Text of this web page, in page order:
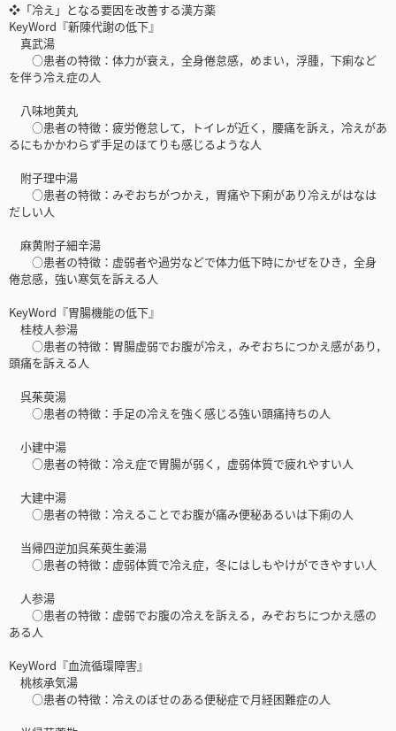
❖「冷え」となる要因を改善する漢方薬
KeyWord『新陳代謝の低下』
真武湯
○患者の特徴：体力が衰え，全身倦怠感，めまい，浮腫，下痢など
を伴う冷え症の人
八味地黄丸
○患者の特徴：疲労倦怠して，トイレが近く，腰痛を訴え，冷えがあ
るにもかかわらず手足のほてりも感じるような人
附子理中湯
○患者の特徴：みぞおちがつかえ，胃痛や下痢があり冷えがはなは
だしい人
麻黄附子細辛湯
○患者の特徴：虚弱者や過労などで体力低下時にかぜをひき，全身
倦怠感，強い寒気を訴える人
KeyWord『胃腸機能の低下』
桂枝人参湯
○患者の特徴：胃腸虚弱でお腹が冷え，みぞおちにつかえ感があり，
頭痛を訴える人
呉茱萸湯
○患者の特徴：手足の冷えを強く感じる強い頭痛持ちの人
小建中湯
○患者の特徴：冷え症で胃腸が弱く，虚弱体質で疲れやすい人
大建中湯
○患者の特徴：冷えることでお腹が痛み便秘あるいは下痢の人
当帰四逆加呉茱萸生姜湯
○患者の特徴：虚弱体質で冷え症，冬にはしもやけができやすい人
人参湯
○患者の特徴：虚弱でお腹の冷えを訴える，みぞおちにつかえ感の
ある人
KeyWord『血流循環障害』
桃核承気湯
○患者の特徴：冷えのぼせのある便秘症で月経困難症の人